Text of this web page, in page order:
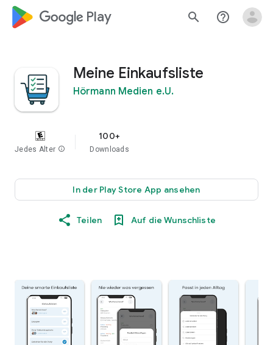
google_logo Play search help_outline
Meine Einkaufsliste
Hörmann Medien e.U.
Jedes Alter info
100+
Downloads
In der Play Store App ansehen
Teilen Auf die Wunschliste